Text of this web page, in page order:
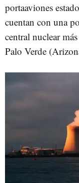
portaaviones
cuentan con una
central nuclear
Palo Verde